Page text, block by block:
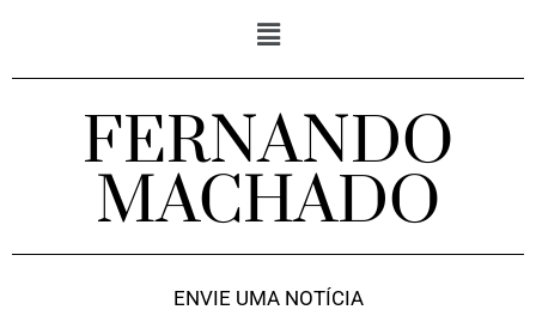
FERNANDO
MACHADO
ENVIE UMA NOTÍCIA